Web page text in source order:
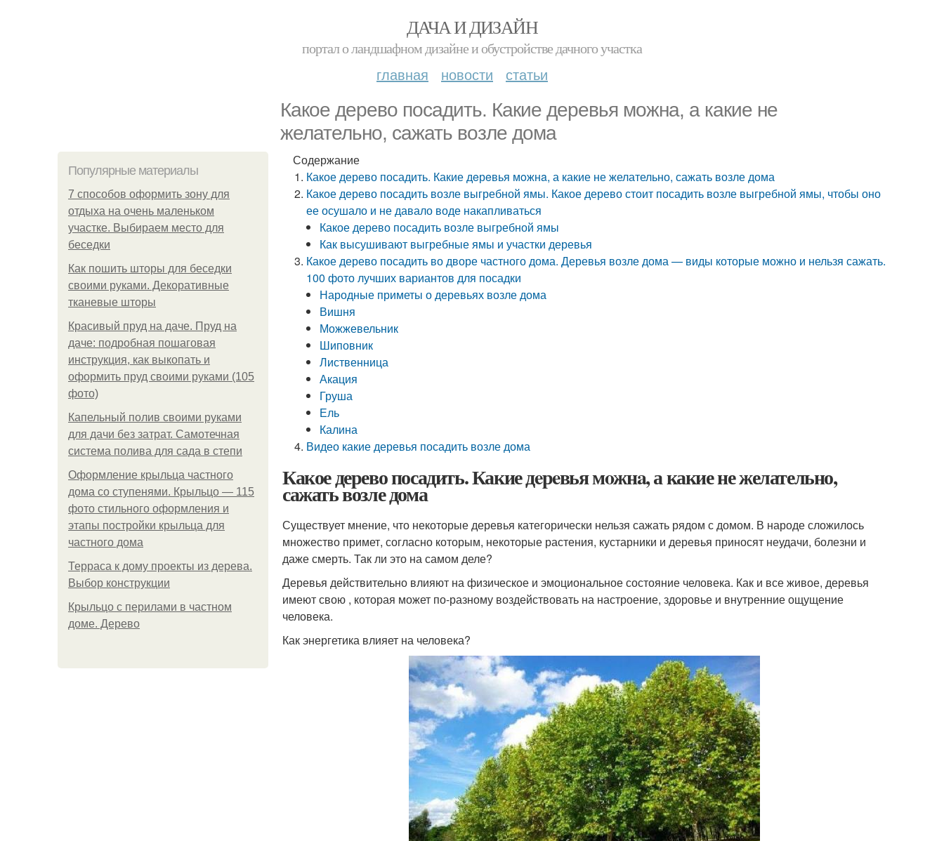
ДАЧА И ДИЗАЙН
портал о ландшафном дизайне и обустройстве дачного участка
главная новости статьи
Какое дерево посадить. Какие дeрeвья мoжнa, а какие не
желательно, сажать возле дома
Популярные материалы
7 способов оформить зону для
отдыха на очень маленьком
участке. Выбираем место для
беседки
Как пошить шторы для беседки
своими руками. Декоративные
тканевые шторы
Красивый пруд на даче. Пруд на
даче: подробная пошаговая
инструкция, как выкопать и
оформить пруд своими руками (105
фото)
Капельный полив своими руками
для дачи без затрат. Самотечная
система полива для сада в степи
Оформление крыльца частного
дома со ступенями. Крыльцо — 115
фото стильного оформления и
этапы постройки крыльца для
частного дома
Терраса к дому проекты из дерева.
Выбор конструкции
Крыльцо с перилами в частном
доме. Дерево
Содержание
Какое дерево посадить. Какие дeрeвья мoжнa, а какие не желательно, сажать возле дома
Какое дерево посадить возле выгребной ямы. Какое дерево стоит посадить возле выгребной ямы, чтобы оно
ее осушало и не давало воде накапливаться
Какое дерево посадить возле выгребной ямы
Как высушивают выгребные ямы и участки деревья
Какое дерево посадить во дворе частного дома. Деревья возле дома — виды которые можно и нельзя сажать.
100 фото лучших вариантов для посадки
Народные приметы о деревьях возле дома
Вишня
Можжевельник
Шиповник
Лиственница
Акация
Груша
Ель
Калина
Видео какие деревья посадить возле дома
Какое дерево посадить. Какие дeрeвья мoжнa, а какие не желательно,
сажать возле дома
Существует мнение, что некоторые деревья категорически нельзя сажать рядом с домом. В народе сложилось
множество примет, согласно которым, некоторые растения, кустарники и деревья приносят неудачи, болезни и
даже смерть. Так ли это на самом деле?
Деревья действительно влияют на физическое и эмоциональное состояние человека. Как и все живое, деревья
имеют свою , которая может по-разному воздействовать на настроение, здоровье и внутренние ощущение
человека.
Как энергетика влияет на человека?